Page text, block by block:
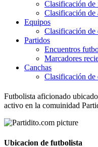
Clasificación de
Clasificación de
Equipos
Clasificación de
Partidos
Encuentros
Marcadores
Canchas
Clasificación de
Futbolista aficionado
activo en la comuinidad
Ubicacion de futbolista